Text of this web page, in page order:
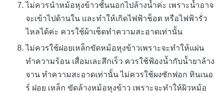
ไม่ควรนำหม้อหุงข้าวชั้นนอกไปล้างน้ำค่ะ เพราะน้ำอาจ
จะเข้าไปด้านใน และทำให้เกิดไฟฟ้าช็อต หรือไฟฟ้ารั่ว
ไหลได้ค่ะ ควรใช้ผ้าเช็ดทำความสะอาดเท่านั้น
ไม่ควรใช้ฝอยเหล็กขัดหม้อหุงข้าวเพราะจะทำให้แผ่น
ทำความร้อน เสื่อมเละสึกเร็ว ควรใช้ฟ้องน้ำกับน้ำยาล้าง
จาน ทำความสะอาดเท่านั้น ไม่ควรใช้ผงซักฟอก ทินเนอ
ร์ ฝอย เหล็ก ขัดล้างหม้อหุงข้าว เพราะจะทำให้ผิวหม้อ